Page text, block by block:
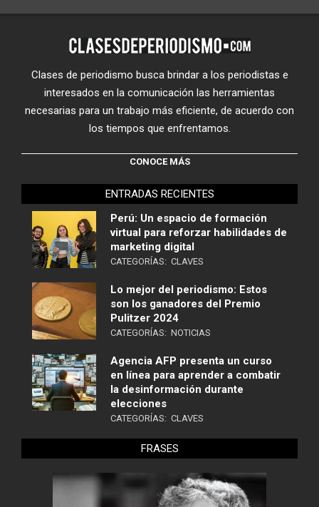
Clases de periodismo busca brindar a los periodistas e
interesados en la comunicación las herramientas
necesarias para un trabajo más eficiente, de acuerdo con
los tiempos que enfrentamos.
CONOCE MÁS
ENTRADAS RECIENTES
Perú: Un espacio de formación
virtual para reforzar habilidades de
marketing digital
CATEGORÍAS: CLAVES
Lo mejor del periodismo: Estos
son los ganadores del Premio
Pulitzer 2024
CATEGORÍAS: NOTICIAS
Agencia AFP presenta un curso
en línea para aprender a combatir
la desinformación durante
elecciones
CATEGORÍAS: CLAVES
FRASES